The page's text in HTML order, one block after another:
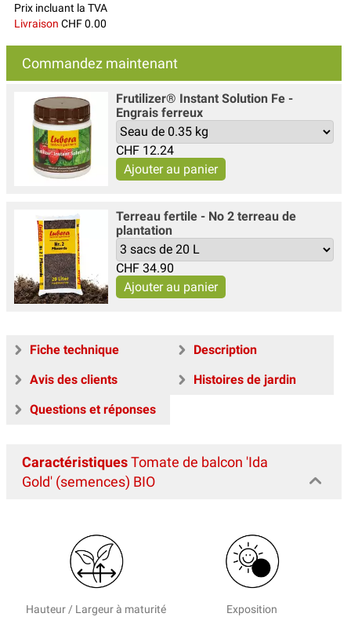
Prix incluant la TVA
Livraison CHF 0.00
Commandez maintenant
Frutilizer® Instant Solution Fe -
Engrais ferreux
CHF 12.24
Terreau fertile - No 2 terreau de
plantation
CHF 34.90
Fiche technique
Description
Avis des clients
Histoires de jardin
Questions et réponses
CaractéristiquesTomate de balcon 'Ida
Gold' (semences) BIO
Hauteur / Largeur à maturité Exposition